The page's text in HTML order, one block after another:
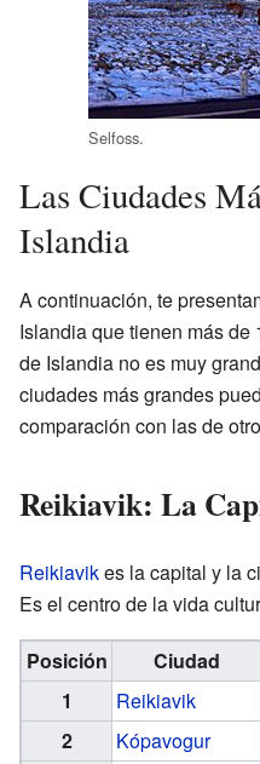
Selfoss.
Las Ciudades
Islandia
A continuación, te
Islandia que tienen más
de Islandia no es muy
ciudades más grandes
comparación con las de
Reikiavik: La
Reikiavikes la capital y la
Es el centro de la vida
Posición Ciudad
1
Reikiavik
2
Kópavogur